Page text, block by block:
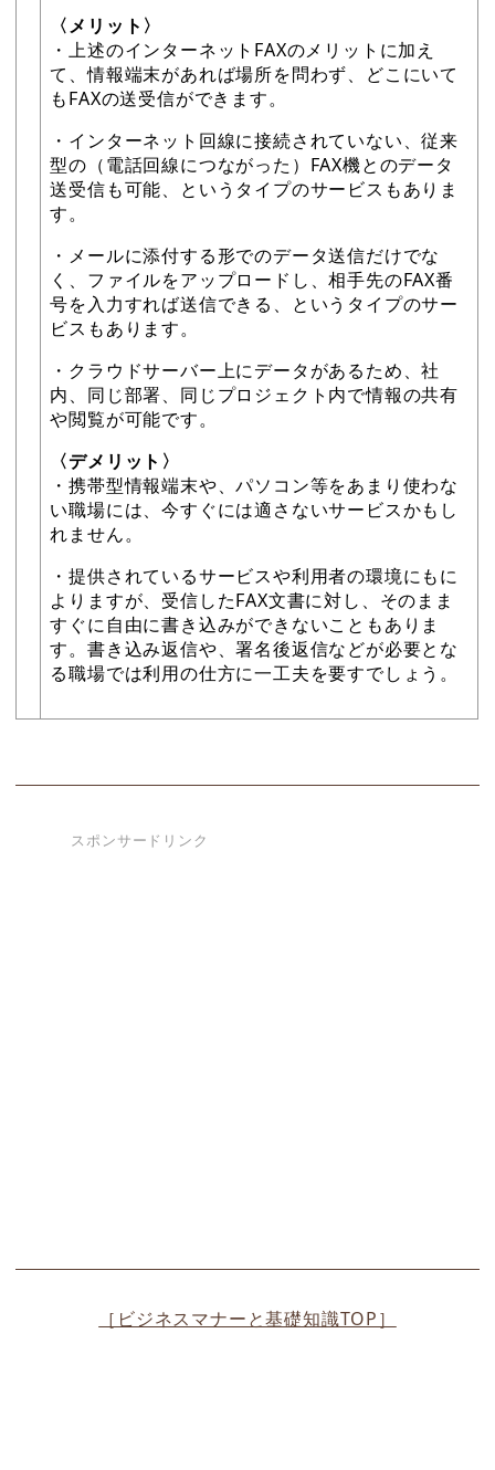
〈メリット〉
・上述のインターネットFAXのメリットに加え
て、情報端末があれば場所を問わず、どこにいて
もFAXの送受信ができます。
・インターネット回線に接続されていない、従来
型の（電話回線につながった）FAX機とのデータ
送受信も可能、というタイプのサービスもありま
す。
・メールに添付する形でのデータ送信だけでな
く、ファイルをアップロードし、相手先のFAX番
号を入力すれば送信できる、というタイプのサー
ビスもあります。
・クラウドサーバー上にデータがあるため、社
内、同じ部署、同じプロジェクト内で情報の共有
や閲覧が可能です。
〈デメリット〉
・携帯型情報端末や、パソコン等をあまり使わな
い職場には、今すぐには適さないサービスかもし
れません。
・提供されているサービスや利用者の環境にもに
よりますが、受信したFAX文書に対し、そのまま
すぐに自由に書き込みができないこともありま
す。書き込み返信や、署名後返信などが必要とな
る職場では利用の仕方に一工夫を要すでしょう。
スポンサードリンク
［ビジネスマナーと基礎知識TOP］